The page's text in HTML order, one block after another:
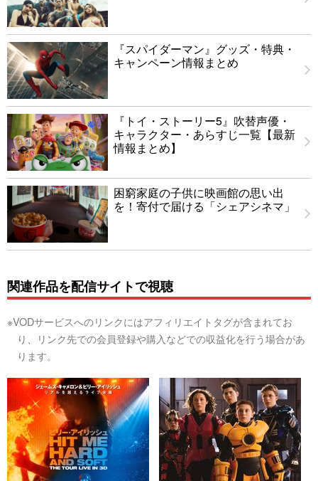
『スパイダーマン』グッズ・特典・
キャンペーン情報まとめ
『トイ・ストーリー5』吹替声優・
キャラクター・あらすじ一覧【最新
情報まとめ】
困窮家庭の子供に映画館の思い出
を！寄付で届ける「シェアシネマ」
関連作品を配信サイトで視聴
※VODサービスへのリンクにはアフィリエイトタグが含まれてお
り、リンク先での会員登録や購入などでの収益化を行う場合があ
ります。